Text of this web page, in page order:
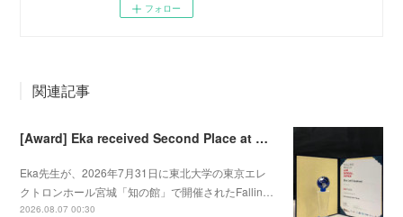
フォロー
関連記事
[Award] Eka received Second Place at Falling Walls Lab Sendai 2026
Eka先生が、2026年7月31日に東北大学の東京エレ
クトロンホール宮城「知の館」で開催されたFallin…
2026.08.07 00:30